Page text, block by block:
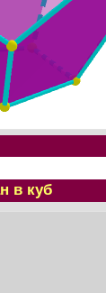
в куб